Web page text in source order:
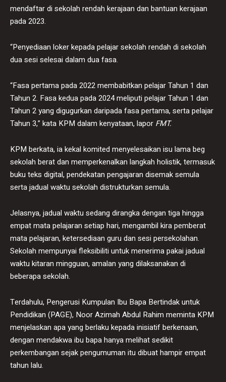
mendaftar di sekolah rendah kerajaan dan bantuan kerajaan
pada 2023.
“Penyediaan loker kepada pelajar sekolah rendah di sekolah
dua sesi selesai dalam dua fasa.
“Fasa pertama pada 2022 membabitkan pelajar Tahun 1 dan
Tahun 2. Fasa kedua pada 2024 meliputi pelajar Tahun 1 dan
Tahun 2 yang digugurkan daripada fasa pertama, serta pelajar
Tahun 3,” kata KPM dalam kenyataan, lapor FMT.
KPM berkata, ia kekal komited menyelesaikan isu lama beg
sekolah berat dan memperkenalkan langkah holistik, termasuk
buku teks digital, pendekatan pengajaran disemak semula
serta jadual waktu sekolah distrukturkan semula.
Jelasnya, jadual waktu sedang dirangka dengan tiga hingga
empat mata pelajaran setiap hari, mengambil kira pemberat
mata pelajaran, ketersediaan guru dan sesi persekolahan.
Sekolah mempunyai fleksibiliti untuk menerima pakai jadual
waktu kitaran mingguan, amalan yang dilaksanakan di
beberapa sekolah.
Terdahulu, Pengerusi Kumpulan Ibu Bapa Bertindak untuk
Pendidikan (PAGE), Noor Azimah Abdul Rahim meminta KPM
menjelaskan apa yang berlaku kepada inisiatif berkenaan,
dengan mendakwa ibu bapa hanya melihat sedikit
perkembangan sejak pengumuman itu dibuat hampir empat
tahun lalu.